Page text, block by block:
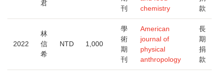
君
刊
chemistry
款
2022
林
信
希
NTD 1,000
學
術
期
刊
American
journal of
physical
anthropology
長
期
捐
款